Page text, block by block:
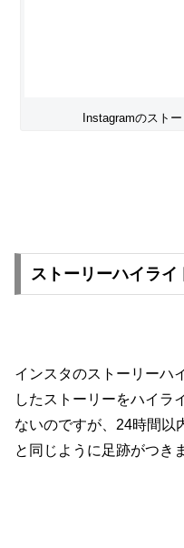
Instagramのスト
ストーリーハイライ
インスタのストーリーハ
したストーリーをハイラ
ないのですが、24時間以
と同じように足跡がつき